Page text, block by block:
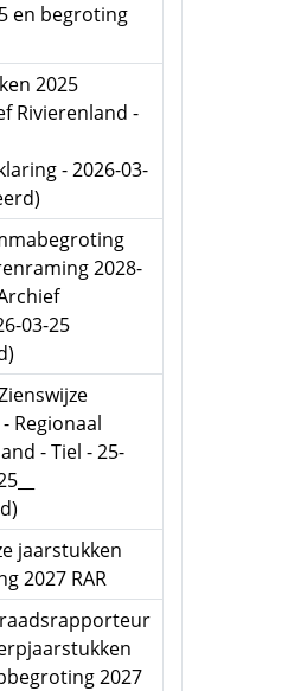
en begroting
2025
Rivierenland -
- 2026-03-
2028-
03-25
Regionaal
- Tiel - 25-
jaarstukken
2027 RAR
2027